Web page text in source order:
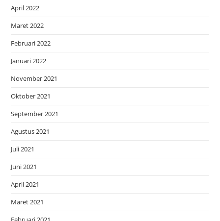
April 2022
Maret 2022
Februari 2022
Januari 2022
November 2021
Oktober 2021
September 2021
Agustus 2021
Juli 2021
Juni 2021
April 2021
Maret 2021